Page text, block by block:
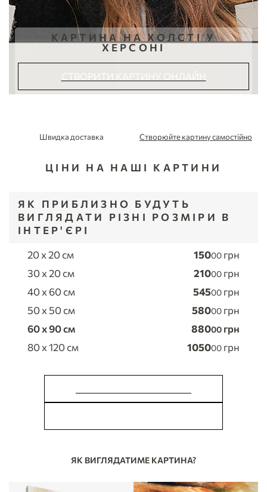
КАРТИНА НА ХОЛСТІ У
ХЕРСОНІ
СТВОРИТИ КАРТИНУ ОНЛАЙН
Швидка доставка Створюйте картину самостійно
ЦІНИ НА НАШІ КАРТИНИ
ЯК ПРИБЛИЗНО БУДУТЬ
ВИГЛЯДАТИ РІЗНІ РОЗМІРИ В
ІНТЕР'ЄРІ
20 x 20 см
15000 грн
30 x 20 см
21000 грн
40 x 60 см
54500 грн
50 x 50 см
58000 грн
60 x 90 см
88000 грн
80 x 120 см
105000 грн
ЯК ВИГЛЯДАТИМЕ КАРТИНА?